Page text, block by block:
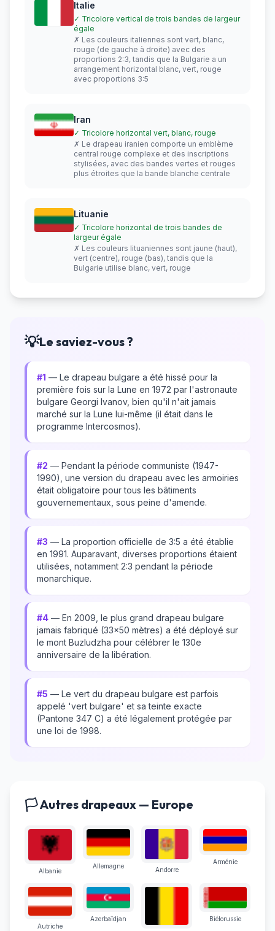
Italie
✓ Tricolore vertical de trois bandes de largeur
égale
✗ Les couleurs italiennes sont vert, blanc,
rouge (de gauche à droite) avec des
proportions 2:3, tandis que la Bulgarie a un
arrangement horizontal blanc, vert, rouge
avec proportions 3:5
Iran
✓ Tricolore horizontal vert, blanc, rouge
✗ Le drapeau iranien comporte un emblème
central rouge complexe et des inscriptions
stylisées, avec des bandes vertes et rouges
plus étroites que la bande blanche centrale
Lituanie
✓ Tricolore horizontal de trois bandes de
largeur égale
✗ Les couleurs lituaniennes sont jaune (haut),
vert (centre), rouge (bas), tandis que la
Bulgarie utilise blanc, vert, rouge
💡Le saviez-vous ?
#1 — Le drapeau bulgare a été hissé pour la
première fois sur la Lune en 1972 par l'astronaute
bulgare Georgi Ivanov, bien qu'il n'ait jamais
marché sur la Lune lui-même (il était dans le
programme Intercosmos).
#2 — Pendant la période communiste (1947-
1990), une version du drapeau avec les armoiries
était obligatoire pour tous les bâtiments
gouvernementaux, sous peine d'amende.
#3 — La proportion officielle de 3:5 a été établie
en 1991. Auparavant, diverses proportions étaient
utilisées, notamment 2:3 pendant la période
monarchique.
#4 — En 2009, le plus grand drapeau bulgare
jamais fabriqué (33x50 mètres) a été déployé sur
le mont Buzludzha pour célébrer le 130e
anniversaire de la libération.
#5 — Le vert du drapeau bulgare est parfois
appelé 'vert bulgare' et sa teinte exacte
(Pantone 347 C) a été légalement protégée par
une loi de 1998.
🏳️ Autres drapeaux — Europe
Albanie
Allemagne Andorre
Arménie
Autriche
Azerbaïdjan Biélorussie